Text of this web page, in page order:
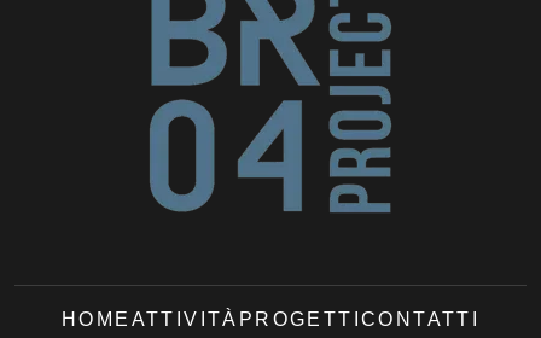
HOME ATTIVITÀ PROGETTI CONTATTI